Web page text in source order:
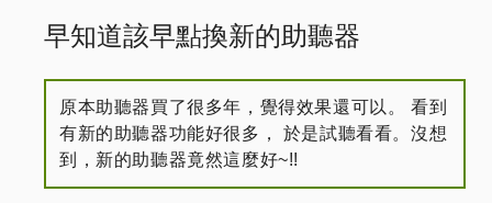
早知道該早點換新的助聽器
原本助聽器買了很多年，覺得效果還可以。 看到
有新的助聽器功能好很多， 於是試聽看看。沒想
到，新的助聽器竟然這麼好~!!